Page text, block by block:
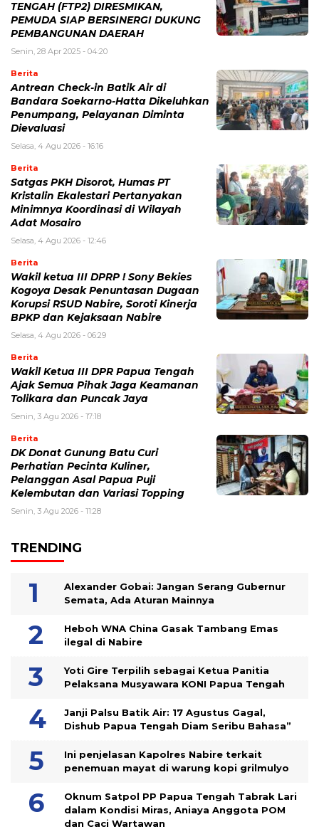
TENGAH (FTP2) DIRESMIKAN,
PEMUDA SIAP BERSINERGI DUKUNG
PEMBANGUNAN DAERAH
Senin, 28 Apr 2025 - 04:20
Berita
Antrean Check-in Batik Air di
Bandara Soekarno-Hatta Dikeluhkan
Penumpang, Pelayanan Diminta
Dievaluasi
Selasa, 4 Agu 2026 - 16:16
Berita
Satgas PKH Disorot, Humas PT
Kristalin Ekalestari Pertanyakan
Minimnya Koordinasi di Wilayah
Adat Mosairo
Selasa, 4 Agu 2026 - 12:46
Berita
Wakil ketua III DPRP ! Sony Bekies
Kogoya Desak Penuntasan Dugaan
Korupsi RSUD Nabire, Soroti Kinerja
BPKP dan Kejaksaan Nabire
Selasa, 4 Agu 2026 - 06:29
Berita
Wakil Ketua III DPR Papua Tengah
Ajak Semua Pihak Jaga Keamanan
Tolikara dan Puncak Jaya
Senin, 3 Agu 2026 - 17:18
Berita
DK Donat Gunung Batu Curi
Perhatian Pecinta Kuliner,
Pelanggan Asal Papua Puji
Kelembutan dan Variasi Topping
Senin, 3 Agu 2026 - 11:28
TRENDING
Alexander Gobai: Jangan Serang Gubernur
Semata, Ada Aturan Mainnya
Heboh WNA China Gasak Tambang Emas
ilegal di Nabire
Yoti Gire Terpilih sebagai Ketua Panitia
Pelaksana Musyawara KONI Papua Tengah
Janji Palsu Batik Air: 17 Agustus Gagal,
Dishub Papua Tengah Diam Seribu Bahasa”
Ini penjelasan Kapolres Nabire terkait
penemuan mayat di warung kopi grilmulyo
Oknum Satpol PP Papua Tengah Tabrak Lari
dalam Kondisi Miras, Aniaya Anggota POM
dan Caci Wartawan